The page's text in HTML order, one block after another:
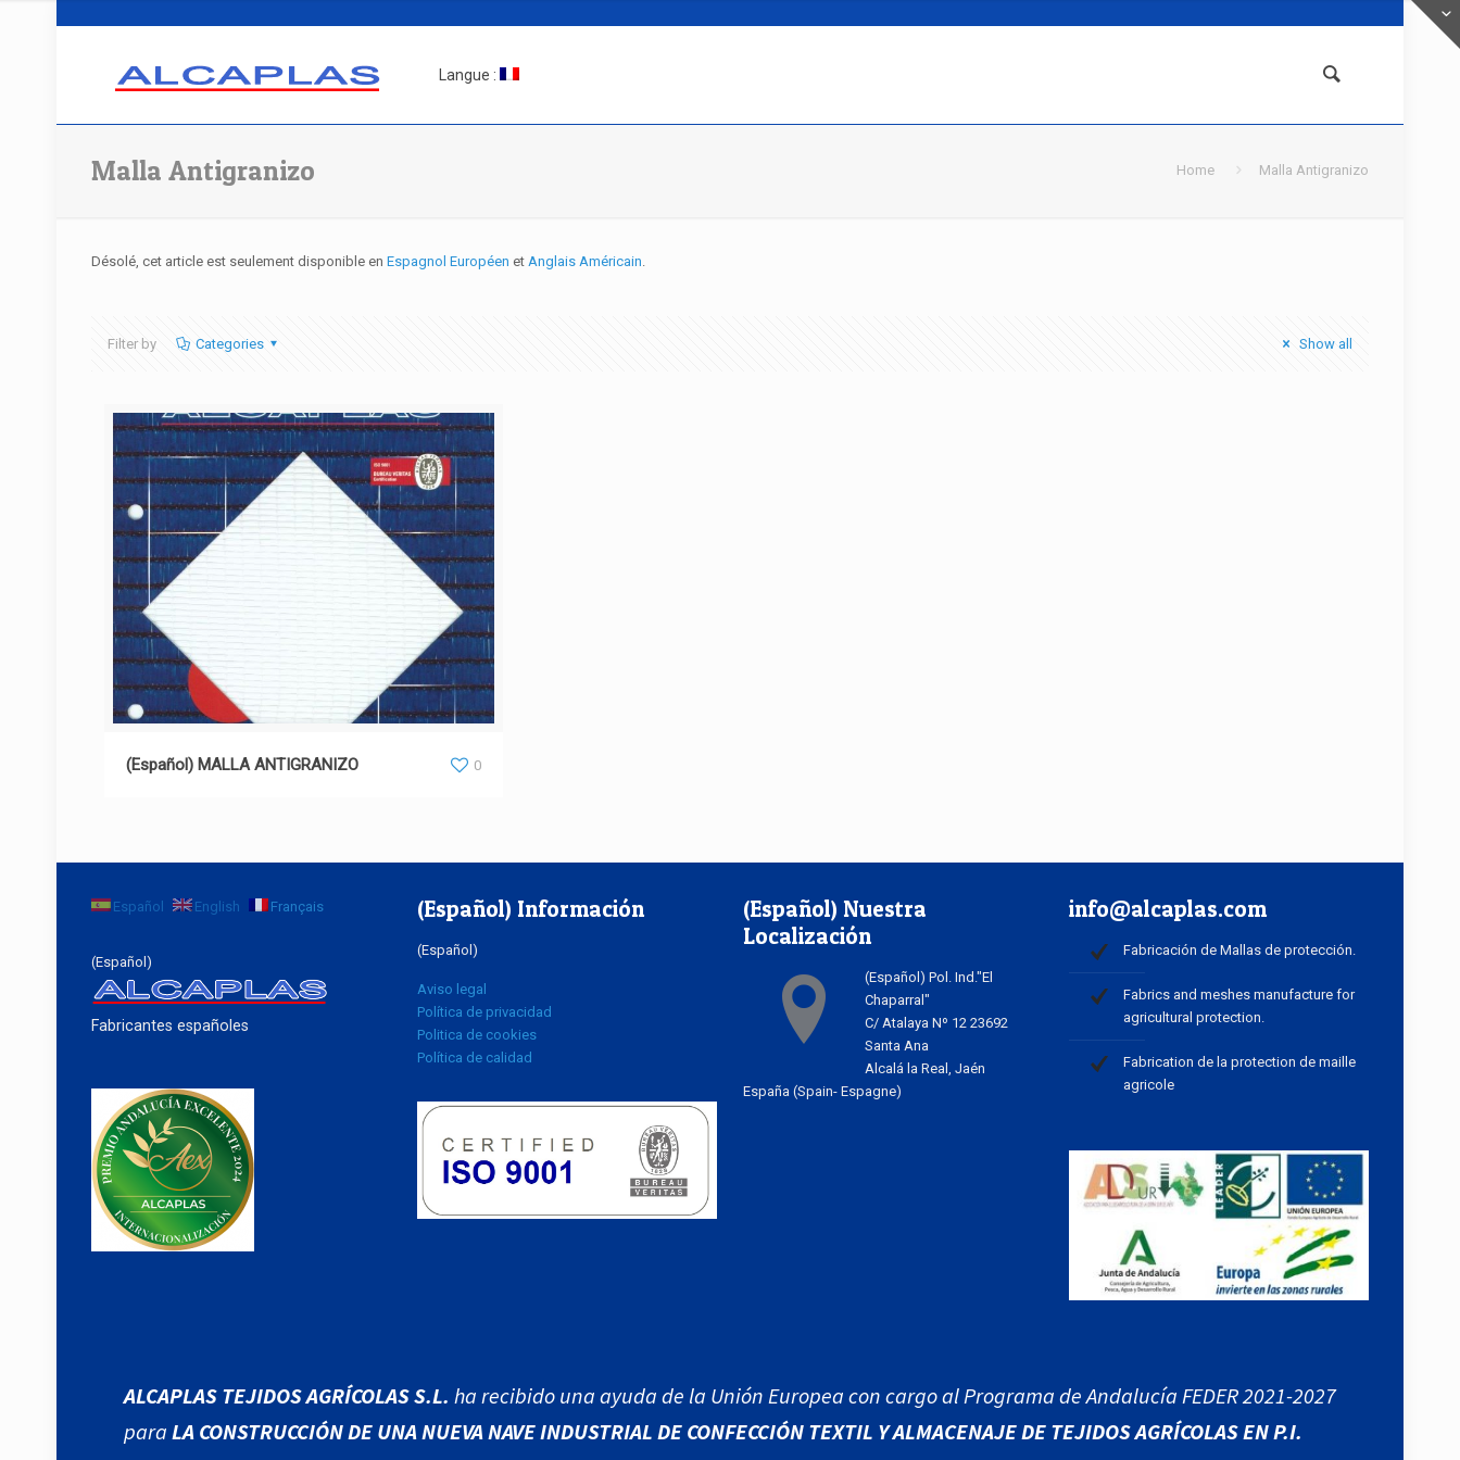
Langue :
Malla Antigranizo Home Malla Antigranizo
Désolé, cet article est seulement disponible en Espagnol Européen et Anglais Américain.
Filter by Categories Show all
(Español) MALLA ANTIGRANIZO
(Español) MALLA ANTIGRANIZO 0
Español English Français
(Español)
Fabricantes españoles
(Español) Información
(Español)
Aviso legal
Política de privacidad
Politica de cookies
Política de calidad
(Español) Nuestra
Localización
(Español) Pol. Ind."El
Chaparral"
C/ Atalaya Nº 12 23692
Santa Ana
Alcalá la Real, Jaén
España (Spain- Espagne)
info@alcaplas.com
Fabricación de Mallas de protección.
Fabrics and meshes manufacture for
agricultural protection.
Fabrication de la protection de maille
agricole
ALCAPLAS TEJIDOS AGRÍCOLAS S.L. ha recibido una ayuda de la Unión Europea con cargo al Programa de Andalucía FEDER 2021-2027
para LA CONSTRUCCIÓN DE UNA NUEVA NAVE INDUSTRIAL DE CONFECCIÓN TEXTIL Y ALMACENAJE DE TEJIDOS AGRÍCOLAS EN P.I.